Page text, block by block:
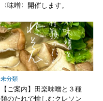
〈味噌〉開催します。
未分類
【ご案内】田楽味噌と３種
類のたれで愉しむクレソン